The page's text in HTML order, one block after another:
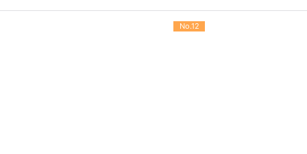
No.12